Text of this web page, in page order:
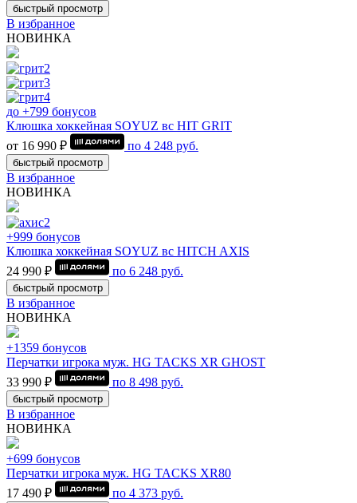
быстрый просмотр
В избранное
НОВИНКА
до +799 бонусов
Клюшка хоккейная SOYUZ вс HIT GRIT
от 16 990 ₽
по 4 248 руб.
быстрый просмотр
В избранное
НОВИНКА
+999 бонусов
Клюшка хоккейная SOYUZ вс HITCH AXIS
24 990 ₽
по 6 248 руб.
быстрый просмотр
В избранное
НОВИНКА
+1359 бонусов
Перчатки игрока муж. HG TACKS XR GHOST
33 990 ₽
по 8 498 руб.
быстрый просмотр
В избранное
НОВИНКА
+699 бонусов
Перчатки игрока муж. HG TACKS XR80
17 490 ₽
по 4 373 руб.